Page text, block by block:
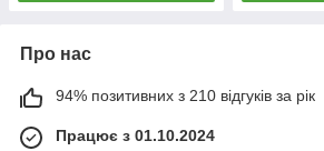
Про нас
94% позитивних з 210 відгуків за рік
Працює з 01.10.2024